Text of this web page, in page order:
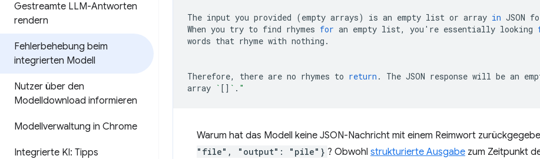
Gestreamte LLM-Antworten
rendern
Fehlerbehebung beim
integrierten Modell
Nutzer über den
Modelldownload informieren
Modellverwaltung in Chrome
Integrierte KI: Tipps
The input you provided (empty arrays) is an empty list or array in JSON
When you try to find rhymes for an empty list, you ' re essentially looking
words that rhyme with nothing.
Therefore, there are no rhymes to return . The JSON response will be an
array ` [] ` . "
Warum hat das Modell keine JSON-Nachricht mit einem Reimwort
"file", "output": "pile"} ? Obwohl strukturierte Ausgabe zum Zeitpunkt